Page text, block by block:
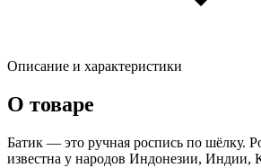
Описание и характеристики
О товаре
Батик — это ручная роспись по шёлку.
известна у народов Индонезии, Индии,